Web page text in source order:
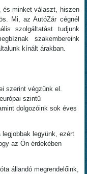
és minket választ, hiszen
Mi, az AutóZár cégnél
szolgáltatást tudjunk
szakembereink
kínált árakban.
szerint végzünk el.
szintű
dolgozóink sok éves
legyünk, ezért
az Ön érdekében
állandó megrendelőink,